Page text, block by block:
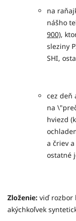
na
nášho
900),
sleziny
SHI,
cez deň
na
hviezd
a čriev
ostatné
Zloženie: viď rozbor
akýchkoľvek